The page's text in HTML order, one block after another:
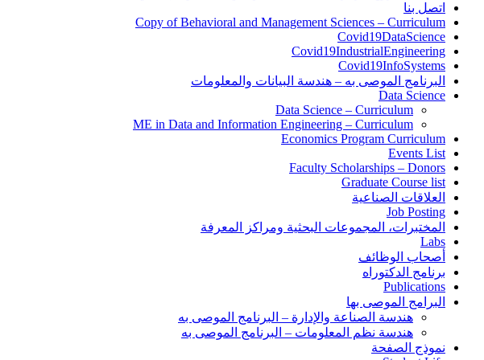
اتصل بنا
Copy of Behavioral and Management Sciences – Curriculum
Covid19DataScience
Covid19IndustrialEngineering
Covid19InfoSystems
البرنامج الموصى به – هندسة البيانات والمعلومات
Data Science
Data Science – Curriculum
ME in Data and Information Engineering – Curriculum
Economics Program Curriculum
Events List
Faculty Scholarships – Donors
Graduate Course list
العلاقات الصناعية
Job Posting
المختبرات، المجموعات البحثية ومراكز المعرفة
Labs
أصحاب الوظائف
برنامج الدكتوراه
Publications
البرامج الموصى بها
هندسة الصناعة والإدارة – البرنامج الموصى به
هندسة نظم المعلومات – البرنامج الموصى به
نموذج الصفحة